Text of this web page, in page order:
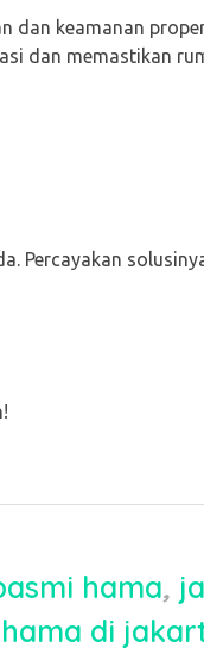
dan keamanan
dan memastikan
Percayakan
hama,
di